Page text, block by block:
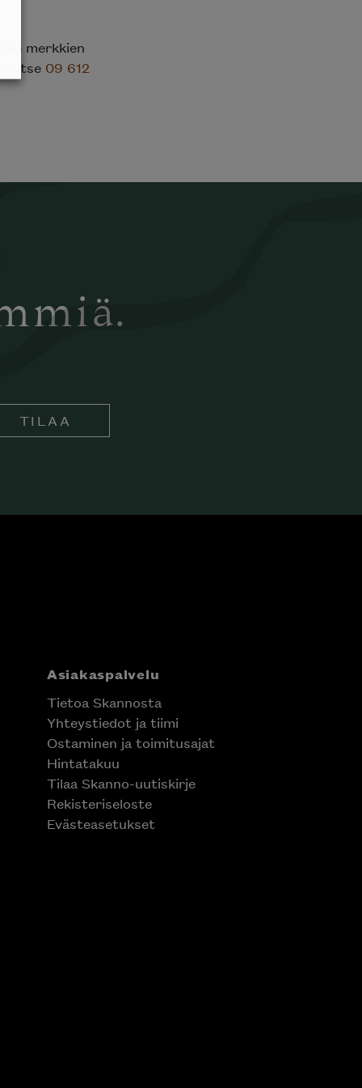
merkkien
09 612
TILAA
Asiakaspalvelu
Tietoa Skannosta
Yhteystiedot ja tiimi
Ostaminen ja toimitusajat
Hintatakuu
Tilaa Skanno-uutiskirje
Rekisteriseloste
Evästeasetukset